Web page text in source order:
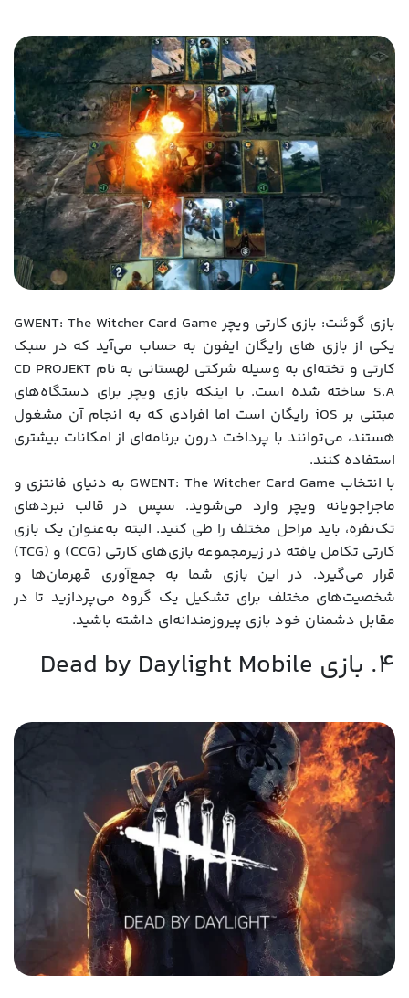
بازی گوئنت: بازی کارتی ویچر GWENT: The Witcher Card Game
یکی از بازی های رایگان ایفون به حساب می‌آید که در سبک
کارتی و تخته‌ای به وسیله شرکتی لهستانی به نام CD PROJEKT
S.A ساخته شده است. با اینکه بازی ویچر برای دستگاه‌های
مبتنی بر iOS رایگان است اما افرادی که به انجام آن مشغول
هستند، می‌توانند با پرداخت درون ‌برنامه‌ای از امکانات بیشتری
استفاده کنند.
با انتخاب GWENT: The Witcher Card Game به دنیای فانتزی و
ماجراجویانه ویچر وارد می‌شوید. سپس در قالب نبردهای
تک‌نفره، باید مراحل مختلف را طی کنید. البته به‌عنوان یک بازی
کارتی تکامل ‌یافته در زیرمجموعه بازی‌های کارتی (CCG) و (TCG)
قرار می‌گیرد. در این بازی شما به جمع‌آوری قهرمان‌ها و
شخصیت‌های مختلف برای تشکیل یک گروه می‌پردازید تا در
مقابل دشمنان خود بازی پیروزمندانه‌ای داشته باشید.
4. بازی Dead by Daylight Mobile